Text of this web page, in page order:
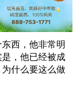
西，他非常明
，他已经被成
什么要这么做